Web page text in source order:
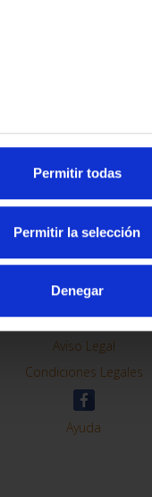
Permitir todas
Permitir la selección
Denegar
REFINAR
Contacto
Preguntas Frequentes
Aviso Legal
Condiciones Legales
Ayuda